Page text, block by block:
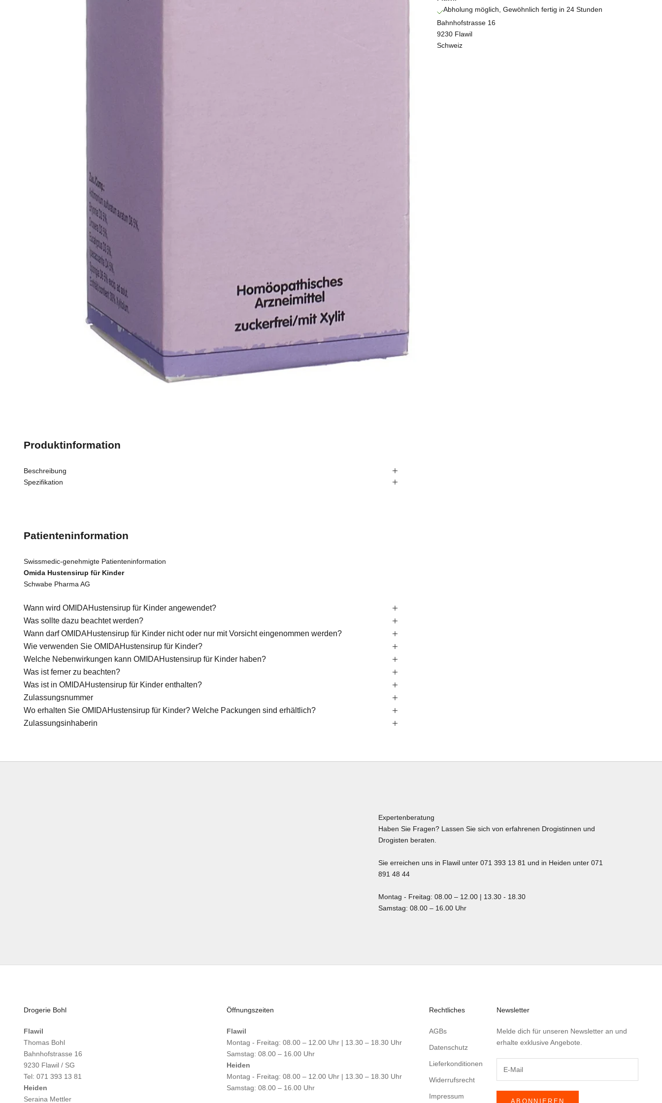
Abholung möglich, Gewöhnlich fertig in 24 Stunden
Bahnhofstrasse 16
9230 Flawil
Schweiz
Produktinformation
Beschreibung
Spezifikation
Patienteninformation
Swissmedic-genehmigte Patienteninformation
Omida Hustensirup für Kinder
Schwabe Pharma AG
Wann wird OMIDAHustensirup für Kinder angewendet?
Was sollte dazu beachtet werden?
Wann darf OMIDAHustensirup für Kinder nicht oder nur mit Vorsicht eingenommen werden?
Wie verwenden Sie OMIDAHustensirup für Kinder?
Welche Nebenwirkungen kann OMIDAHustensirup für Kinder haben?
Was ist ferner zu beachten?
Was ist in OMIDAHustensirup für Kinder enthalten?
Zulassungsnummer
Wo erhalten Sie OMIDAHustensirup für Kinder? Welche Packungen sind erhältlich?
Zulassungsinhaberin
Expertenberatung
Haben Sie Fragen? Lassen Sie sich von erfahrenen Drogistinnen und
Drogisten beraten.
Sie erreichen uns in Flawil unter 071 393 13 81 und in Heiden unter 071
891 48 44
Montag - Freitag: 08.00 – 12.00 | 13.30 - 18.30
Samstag: 08.00 – 16.00 Uhr
Drogerie Bohl
Flawil
Thomas Bohl
Bahnhofstrasse 16
9230 Flawil / SG
Tel: 071 393 13 81
Heiden
Seraina Mettler
Öffnungszeiten
Flawil
Montag - Freitag: 08.00 – 12.00 Uhr | 13.30 – 18.30 Uhr
Samstag: 08.00 – 16.00 Uhr
Heiden
Montag - Freitag: 08.00 – 12.00 Uhr | 13.30 – 18.30 Uhr
Samstag: 08.00 – 16.00 Uhr
Rechtliches
AGBs
Datenschutz
Lieferkonditionen
Widerrufsrecht
Impressum
Newsletter
Melde dich für unseren Newsletter an und
erhalte exklusive Angebote.
ABONNIEREN